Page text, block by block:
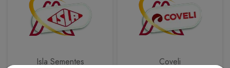
Isla Sementes Coveli